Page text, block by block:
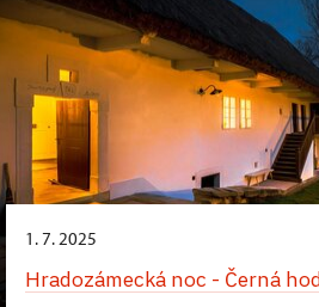
1. 7. 2025
Hradozámecká noc - Černá